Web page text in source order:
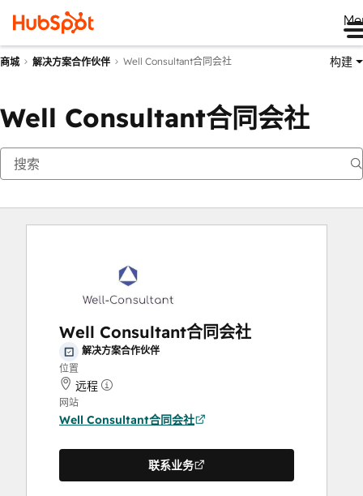
商城 解决方案合作伙伴 Well Consultant合同会社 构建
Well Consultant合同会社
Well Consultant合同会社
解决方案合作伙伴
位置
远程
网站
Well Consultant合同会社
联系业务